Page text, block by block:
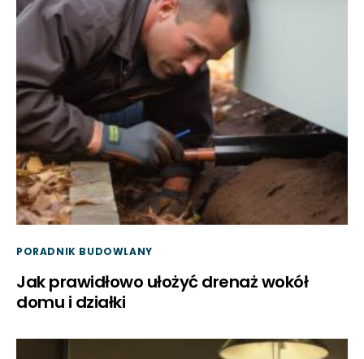
PORADNIK BUDOWLANY
Jak prawidłowo ułożyć drenaż wokół
domu i działki